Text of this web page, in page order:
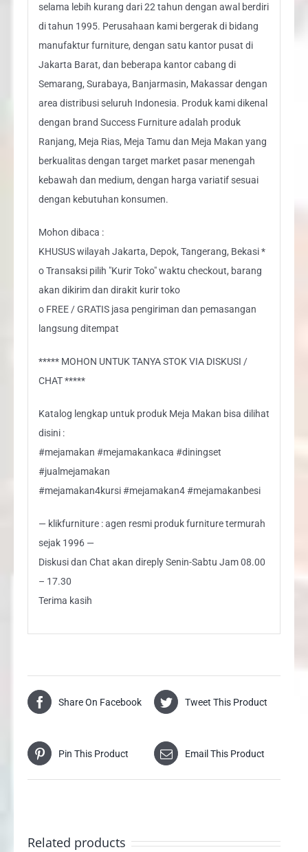
selama lebih kurang dari 22 tahun dengan awal berdiri
di tahun 1995. Perusahaan kami bergerak di bidang
manufaktur furniture, dengan satu kantor pusat di
Jakarta Barat, dan beberapa kantor cabang di
Semarang, Surabaya, Banjarmasin, Makassar dengan
area distribusi seluruh Indonesia. Produk kami dikenal
dengan brand Success Furniture adalah produk
Ranjang, Meja Rias, Meja Tamu dan Meja Makan yang
berkualitas dengan target market pasar menengah
kebawah dan medium, dengan harga variatif sesuai
dengan kebutuhan konsumen.
Mohon dibaca :
KHUSUS wilayah Jakarta, Depok, Tangerang, Bekasi *
o Transaksi pilih "Kurir Toko" waktu checkout, barang
akan dikirim dan dirakit kurir toko
o FREE / GRATIS jasa pengiriman dan pemasangan
langsung ditempat
***** MOHON UNTUK TANYA STOK VIA DISKUSI /
CHAT *****
Katalog lengkap untuk produk Meja Makan bisa dilihat
disini :
#mejamakan #mejamakankaca #diningset
#jualmejamakan
#mejamakan4kursi #mejamakan4 #mejamakanbesi
— klikfurniture : agen resmi produk furniture termurah
sejak 1996 —
Diskusi dan Chat akan direply Senin-Sabtu Jam 08.00
– 17.30
Terima kasih
Share On Facebook Tweet This Product
Pin This Product Email This Product
Related products